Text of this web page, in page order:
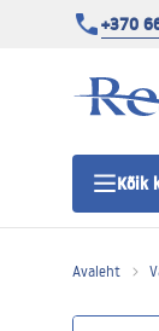
+370
Kõik
Avaleht